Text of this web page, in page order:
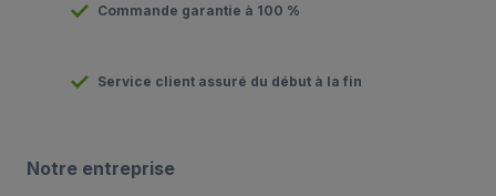
Commande garantie à 100 %
Service client assuré du début à la fin
Notre entreprise